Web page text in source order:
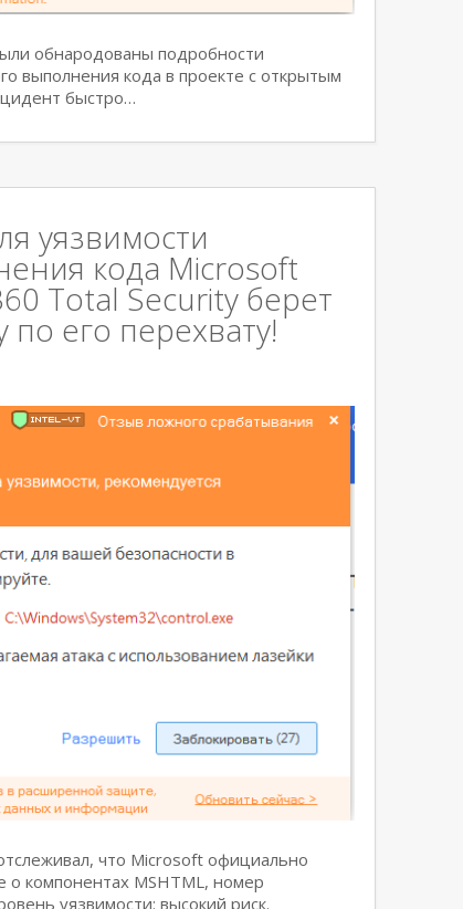
обнародованы подробности
выполнения кода в проекте с открытым
быстро…
уязвимости
кода Microsoft
Total Security берет
его перехвату!
что Microsoft официально
о компонентах MSHTML, номер
уязвимости: высокий риск.